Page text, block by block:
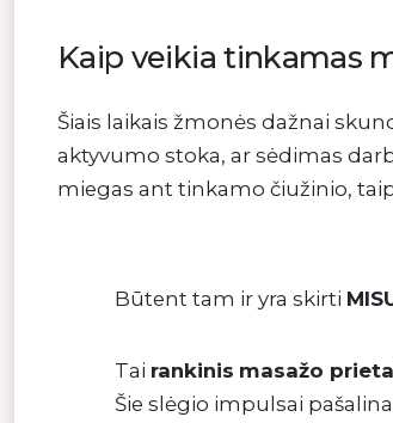
Kaip veikia tinkamas
Šiais laikais žmonės dažnai
aktyvumo stoka, ar sėdimas
miegas ant tinkamo čiužinio,
Būtent tam ir yra skirti
Tai rankinis masažo
Šie slėgio impulsai